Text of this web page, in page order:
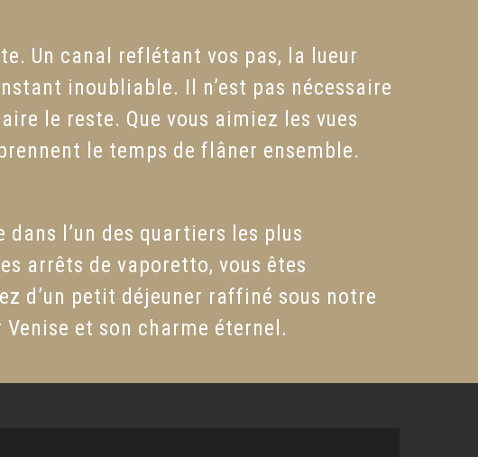
Un canal reflétant vos pas, la lueur
inoubliable. Il n’est pas nécessaire
le reste. Que vous aimiez les vues
le temps de flâner ensemble.
dans l’un des quartiers les plus
arrêts de vaporetto, vous êtes
d’un petit déjeuner raffiné sous notre
et son charme éternel.